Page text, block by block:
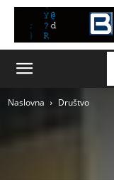
Naslovna Društvo